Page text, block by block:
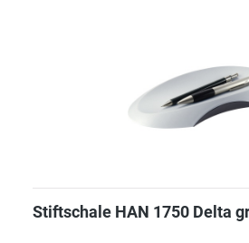
Stiftschale HAN 1750 Delta